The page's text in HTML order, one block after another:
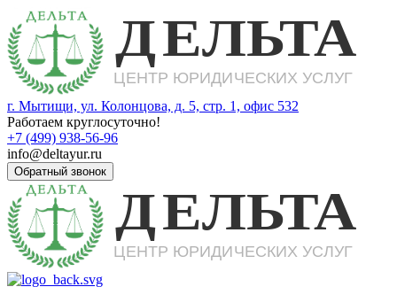
г. Мытищи, ул. Колонцова, д. 5, стр. 1, офис 532
Работаем круглосуточно!
+7 (499) 938-56-96
info@deltayur.ru
Обратный звонок